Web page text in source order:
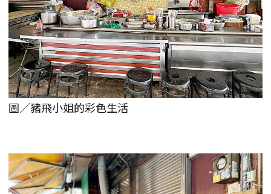
圖／豬飛小姐的彩色生活